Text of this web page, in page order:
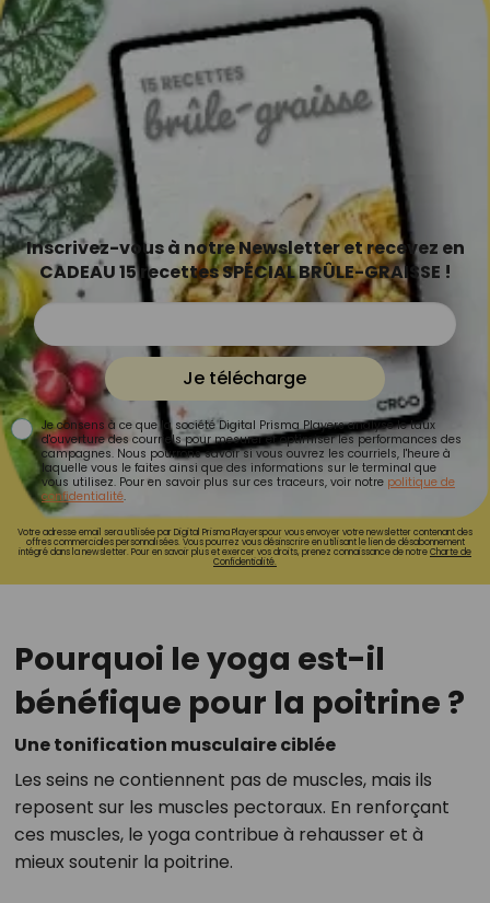
Inscrivez-vous à notre Newsletter et recevez en
CADEAU 15 recettes SPÉCIAL BRÛLE-GRAISSE !
Je télécharge
Je consens à ce que la société Digital Prisma Players analyse le taux
d'ouverture des courriels pour mesurer et optimiser les performances des
campagnes. Nous pourrons savoir si vous ouvrez les courriels, l'heure à
laquelle vous le faites ainsi que des informations sur le terminal que
vous utilisez. Pour en savoir plus sur ces traceurs, voir notre politique de
confidentialité.
Votre adresse email sera utilisée par Digital Prisma Playerspour vous envoyer votre newsletter contenant des
offres commerciales personnalisées. Vous pourrez vous désinscrire en utilisant le lien de désabonnement
intégré dans la newsletter. Pour en savoir plus et exercer vos droits, prenez connaissance de notreCharte de
Confidentialité.
Pourquoi le yoga est-il
bénéfique pour la poitrine ?
Une tonification musculaire ciblée
Les seins ne contiennent pas de muscles, mais ils
reposent sur les muscles pectoraux. En renforçant
ces muscles, le yoga contribue à rehausser et à
mieux soutenir la poitrine.